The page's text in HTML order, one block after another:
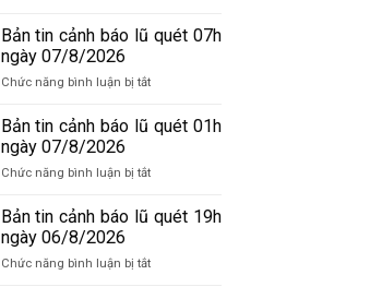
tin
dự
lũ
Hồng_IMHEMS_07.08.2026
Bản tin cảnh báo lũ quét 07h
ngày 07/8/2026
Chức năng bình luận bị tắtở
tin
cảnh
lũ
07h
07/8/2026
Bản tin cảnh báo lũ quét 01h
ngày 07/8/2026
Chức năng bình luận bị tắtở
tin
cảnh
lũ
Bản tin cảnh báo lũ quét 19h
ngày 06/8/2026
Chức năng bình luận bị tắtở